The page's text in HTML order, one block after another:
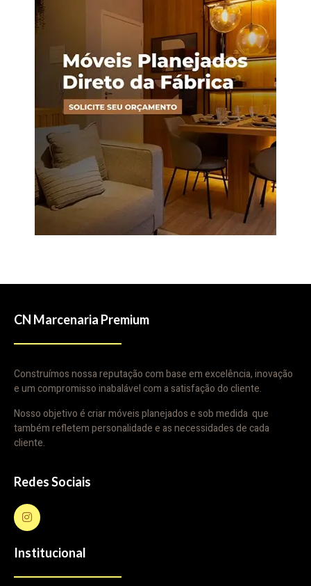
CN Marcenaria Premium
Construímos nossa reputação com base em excelência, inovação
e um compromisso inabalável com a satisfação do cliente.
Nosso objetivo é criar móveis planejados e sob medida que
também refletem personalidade e as necessidades de cada
cliente.
Redes Sociais
Institucional